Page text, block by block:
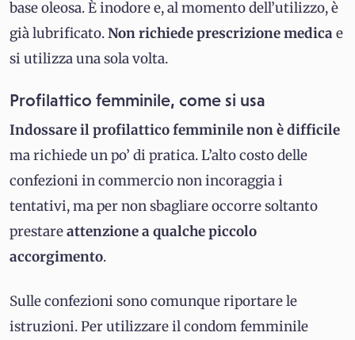
base oleosa. È inodore e, al momento dell’utilizzo, è
già lubrificato.Non richiede prescrizione medicae
si utilizza una sola volta.
Profilattico femminile, come si usa
Indossare il profilattico femminile non è difficile
ma richiede un po’ di pratica. L’alto costo delle
confezioni in commercio non incoraggia i
tentativi, ma per non sbagliare occorre soltanto
prestareattenzione a qualche piccolo
accorgimento.
Sulle confezioni sono comunque riportare le
istruzioni. Per utilizzare il condom femminile